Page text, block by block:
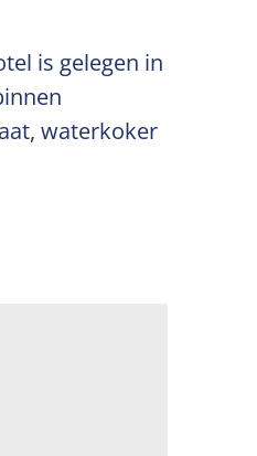
is gelegen in
waterkoker